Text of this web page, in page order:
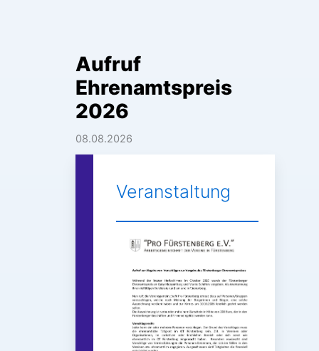
Aufruf
Ehrenamtspreis
2026
08.08.2026
Veranstaltung